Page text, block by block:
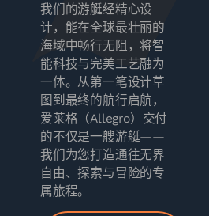
我们的游艇经精心设
计，能在全球最壮丽的
海域中畅行无阻，将智
能科技与完美工艺融为
一体。从第一笔设计草
图到最终的航行启航，
爱莱格（Allegro）交付
的不仅是一艘游艇——
我们为您打造通往无界
自由、探索与冒险的专
属旅程。